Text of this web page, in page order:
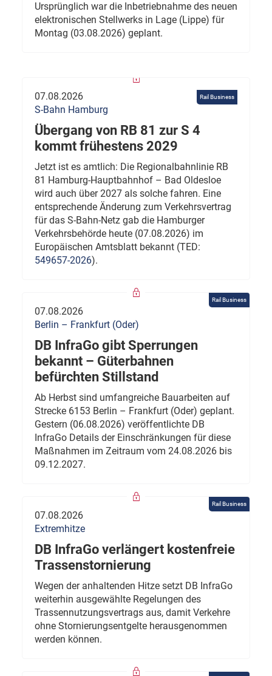
Ursprünglich war die Inbetriebnahme des neuen
elektronischen Stellwerks in Lage (Lippe) für
Montag (03.08.2026) geplant.
Rail Business
07.08.2026
S-Bahn Hamburg
Übergang von RB 81 zur S 4
kommt frühestens 2029
Jetzt ist es amtlich: Die Regionalbahnlinie RB
81 Hamburg-Hauptbahnhof – Bad Oldesloe
wird auch über 2027 als solche fahren. Eine
entsprechende Änderung zum Verkehrsvertrag
für das S-Bahn-Netz gab die Hamburger
Verkehrsbehörde heute (07.08.2026) im
Europäischen Amtsblatt bekannt (TED:
549657-2026).
Rail Business
07.08.2026
Berlin – Frankfurt (Oder)
DB InfraGo gibt Sperrungen
bekannt – Güterbahnen
befürchten Stillstand
Ab Herbst sind umfangreiche Bauarbeiten auf
Strecke 6153 Berlin – Frankfurt (Oder) geplant.
Gestern (06.08.2026) veröffentlichte DB
InfraGo Details der Einschränkungen für diese
Maßnahmen im Zeitraum vom 24.08.2026 bis
09.12.2027.
Rail Business
07.08.2026
Extremhitze
DB InfraGo verlängert kostenfreie
Trassenstornierung
Wegen der anhaltenden Hitze setzt DB InfraGo
weiterhin ausgewählte Regelungen des
Trassennutzungsvertrags aus, damit Verkehre
ohne Stornierungsentgelte herausgenommen
werden können.